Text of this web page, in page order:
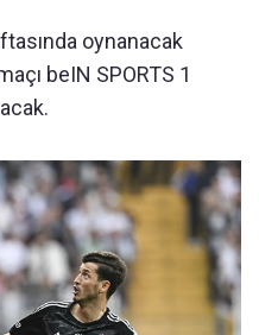
oynanacak
beIN SPORTS 1